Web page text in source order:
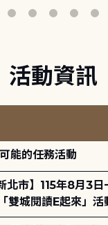
活動資訊
能的任務活動
雙城閱讀E起來」活
3日至10月4日)。